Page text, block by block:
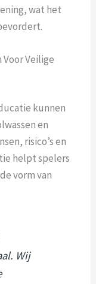
wat het
Veilige
kunnen
en
risico’s en
helpt spelers
vorm van
Wij